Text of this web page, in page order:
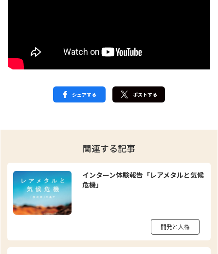
シェアする ポストする
関連する記事
インターン体験報告「レアメタルと気候
危機」
開発と人権